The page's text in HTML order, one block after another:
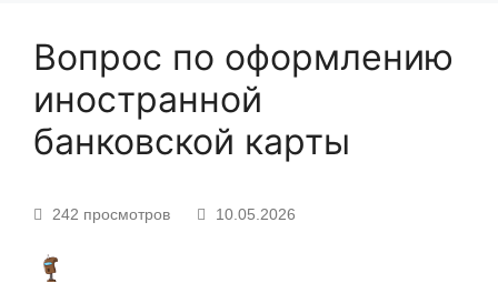
Вопрос по оформлению
иностранной
банковской карты
242 просмотров 10.05.2026